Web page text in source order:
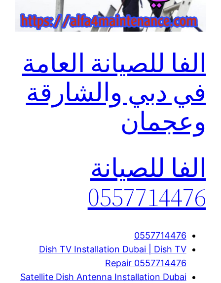
الفا للصيانة العامة
في دبي والشارقة
وعجمان
الفا للصيانة
0557714476
0557714476
Dish TV Installation Dubai | Dish TV
Repair 0557714476
Satellite Dish Antenna Installation Dubai